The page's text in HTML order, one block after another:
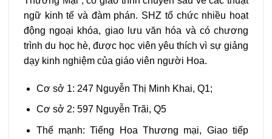
ngữ kinh tế và đàm phán. SHZ tổ chức nhiều hoạt
động ngoại khóa, giao lưu văn hóa và có chương
trình du học hè, được học viên yêu thích vì sự giảng
dạy kinh nghiệm của giáo viên người Hoa.
Cơ sở 1: 247 Nguyễn Thị Minh Khai, Q1;
Cơ sở 2: 597 Nguyễn Trãi, Q5
Thế mạnh: Tiếng Hoa Thương mại, Giao tiếp